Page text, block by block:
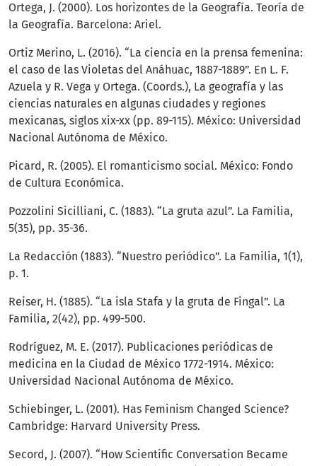
Ortega, J. (2000). Los horizontes de la Geografía. Teoría de
la Geografía. Barcelona: Ariel.
Ortiz Merino, L. (2016). “La ciencia en la prensa femenina:
el caso de las Violetas del Anáhuac, 1887-1889”. En L. F.
Azuela y R. Vega y Ortega. (Coords.), La geografía y las
ciencias naturales en algunas ciudades y regiones
mexicanas, siglos xix-xx (pp. 89-115). México: Universidad
Nacional Autónoma de México.
Picard, R. (2005). El romanticismo social. México: Fondo
de Cultura Económica.
Pozzolini Sicilliani, C. (1883). “La gruta azul”. La Familia,
5(35), pp. 35-36.
La Redacción (1883). “Nuestro periódico”. La Familia, 1(1),
p. 1.
Reiser, H. (1885). “La isla Stafa y la gruta de Fingal”. La
Familia, 2(42), pp. 499-500.
Rodríguez, M. E. (2017). Publicaciones periódicas de
medicina en la Ciudad de México 1772-1914. México:
Universidad Nacional Autónoma de México.
Schiebinger, L. (2001). Has Feminism Changed Science?
Cambridge: Harvard University Press.
Secord, J. (2007). “How Scientific Conversation Became